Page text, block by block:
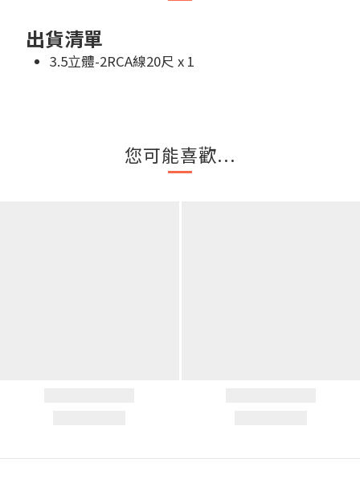
出貨清單
3.5立體-2RCA線20尺 x 1
您可能喜歡...